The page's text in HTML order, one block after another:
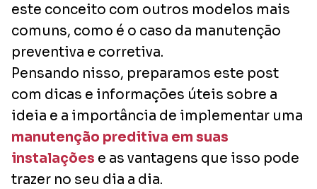
este conceito com outros modelos mais
comuns, como é o caso da manutenção
preventiva e corretiva.
Pensando nisso, preparamos este post
com dicas e informações úteis sobre a
ideia e a importância de implementar uma
manutenção preditiva em suas
instalações e as vantagens que isso pode
trazer no seu dia a dia.